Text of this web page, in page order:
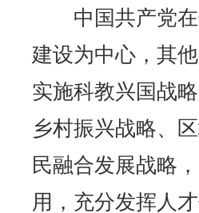
中国共产党在
建设为中心，其
实施科教兴国战
乡村振兴战略、
民融合发展战略
用，充分发挥人